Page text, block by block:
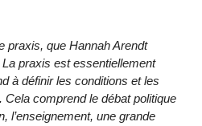
praxis, que Hannah Arendt
La praxis est essentiellement
à définir les conditions et les
comprend le débat politique
l’enseignement, une grande